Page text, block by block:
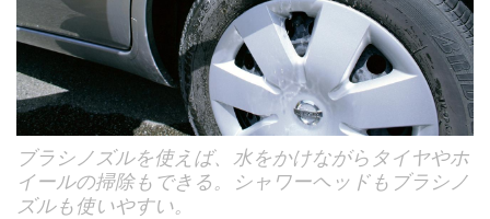
ブラシノズルを使えば、水をかけながらタイヤやホ
イールの掃除もできる。シャワーヘッドもブラシノ
ズルも使いやすい。